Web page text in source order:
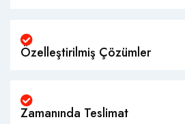
Özelleştirilmiş Çözümler
Zamanında Teslimat